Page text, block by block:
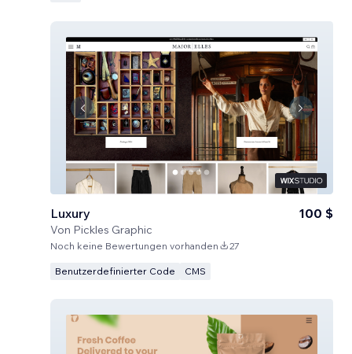
Luxury
Von Pickles Graphic
100 $
Noch keine Bewertungen vorhanden 27
Benutzerdefinierter Code CMS